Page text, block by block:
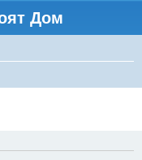
Дом